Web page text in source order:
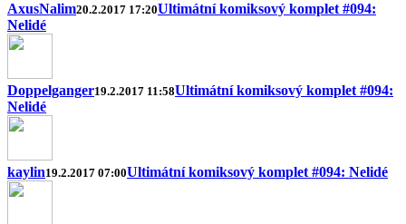
AxusNalim20.2.2017 17:20Ultimátní komiksový komplet #094:
Nelidé
Doppelganger19.2.2017 11:58Ultimátní komiksový komplet #094:
Nelidé
kaylin19.2.2017 07:00Ultimátní komiksový komplet #094: Nelidé